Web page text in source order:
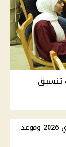
تنسيق
موقف ترحيل إجازة المولد النبوي 2026 وموعد